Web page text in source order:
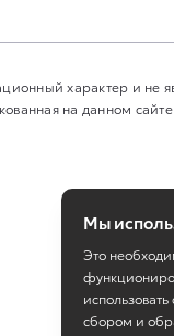
характер и не
на данном
Мы
Это
сбором и